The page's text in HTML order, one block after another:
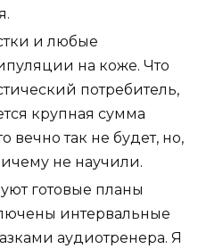
и любые
на коже. Что
потребитель,
крупная сумма
вечно так не будет, но,
не научили.
готовые планы
интервальные
аудиотренера. Я